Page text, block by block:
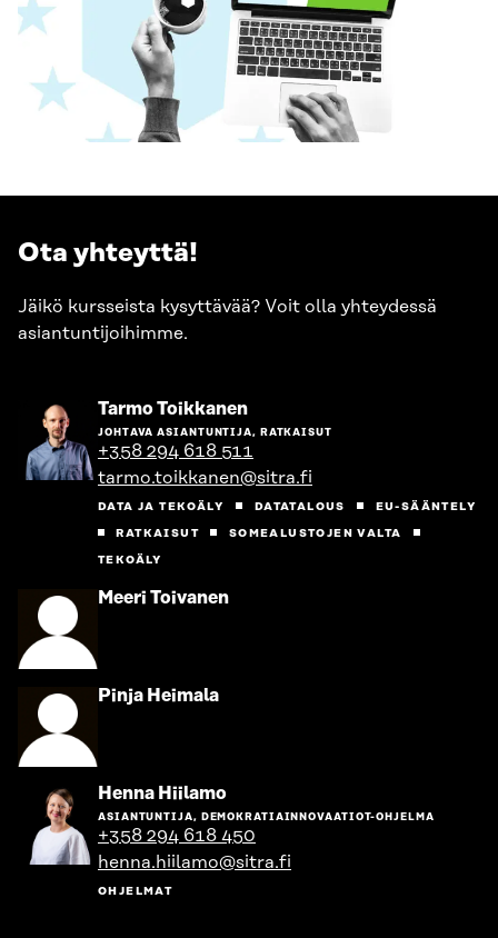
Ota yhteyttä!
Jäikö kursseista kysyttävää? Voit olla yhteydessä
asiantuntijoihimme.
Tarmo ToikkanenSiirry
henkilön
sivulle
JOHTAVA ASIANTUNTIJA, RATKAISUT
+358 294 618 511
tarmo.toikkanen@sitra.fi
DATA JA TEKOÄLY DATATALOUS
EU-SÄÄNTELY
RATKAISUT
SOMEALUSTOJEN VALTA
TEKOÄLY
Meeri ToivanenSiirry
Pinja HeimalaSiirry
Henna HiilamoSiirry
henkilön
sivulle
ASIANTUNTIJA, DEMOKRATIAINNOVAATIOT-OHJELMA
+358 294 618 450
henna.hiilamo@sitra.fi
OHJELMAT